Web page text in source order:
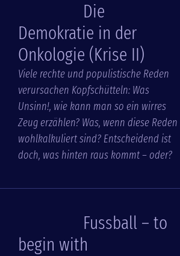
Die
Demokratie in der
Onkologie (Krise II)
Viele rechte und populistische Reden
verursachen Kopfschütteln: Was
Unsinn!, wie kann man so ein wirres
Zeug erzählen? Was, wenn diese Reden
wohlkalkuliert sind? Entscheidend ist
doch, was hinten raus kommt – oder?
Fussball – to
begin with